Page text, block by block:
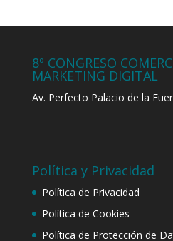
8º CONGRESO
MARKETING DIGITAL
Av. Perfecto Palacio de la
Política y Privacidad
Política de Privacidad
Política de Cookies
Política de Protección de